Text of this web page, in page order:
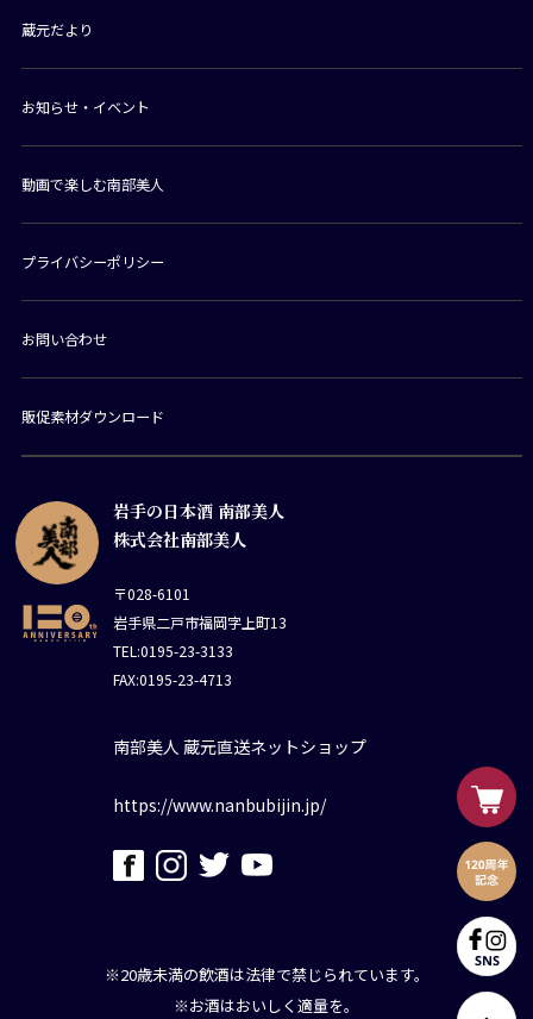
岩手の日本酒 南部美人
株式会社南部美人
〒028-6101
岩手県二戸市福岡字上町13
TEL:0195-23-3133
FAX:0195-23-4713
南部美人 蔵元直送ネットショップ
https://www.nanbubijin.jp/
蔵元だより
お知らせ・イベント
動画で楽しむ南部美人
プライバシーポリシー
お問い合わせ
販促素材ダウンロード
※20歳未満の飲酒は法律で禁じられています。
※お酒はおいしく適量を。